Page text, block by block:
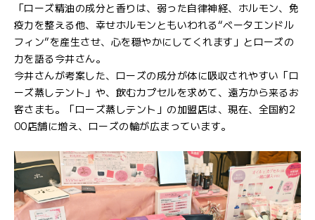
「ローズ精油の成分と香りは、弱った自律神経、ホルモン、免
疫力を整える他、幸せホルモンともいわれる“ベータエンドル
フィン”を産生させ、心を穏やかにしてくれます」とローズの
力を語る今井さん。
今井さんが考案した、ローズの成分が体に吸収されやすい「ロ
ーズ蒸しテント」や、飲むカプセルを求めて、遠方から来るお
客さまも。「ローズ蒸しテント」の加盟店は、現在、全国約2
00店舗に増え、ローズの輪が広まっています。